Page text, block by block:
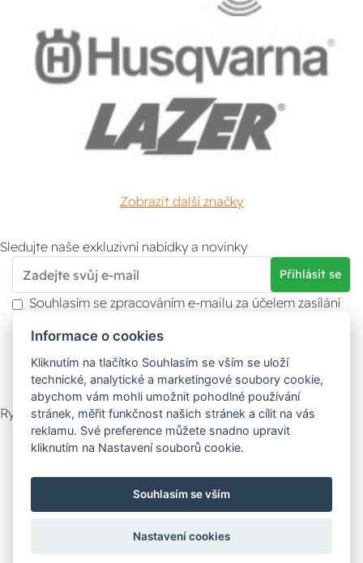
Zobrazit další značky
Sledujte naše exkluzivní nabídky a novinky
Přihlásit se
Souhlasím se zpracováním e-mailu za účelem zasílání
Více informací naleznete v
údajů . Souhlas můžete kdykoliv odvolat.
Rychlý kontakt
Zákaznický servis Vyzvednutí zboží
Informace o cookies
Kliknutím na tlačítko Souhlasím se vším se uloží
technické, analytické a marketingové soubory cookie,
abychom vám mohli umožnit pohodlné používání
stránek, měřit funkčnost našich stránek a cílit na vás
reklamu. Své preference můžete snadno upravit
kliknutím na Nastavení souborů cookie.
Souhlasím se vším
Nastavení cookies